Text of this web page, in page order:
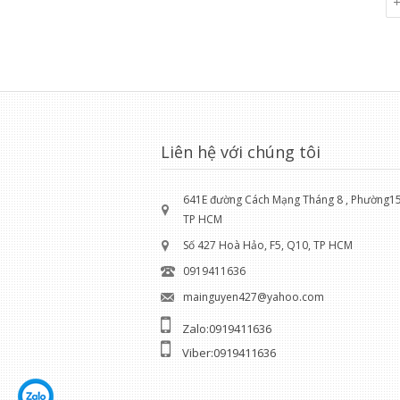
Liên hệ với chúng tôi
641E đường Cách Mạng Tháng 8 ,
TP HCM
Số 427 Hoà Hảo, F5, Q10, TP HCM
0919411636
mainguyen427@yahoo.com
Zalo:0919411636
Viber:0919411636